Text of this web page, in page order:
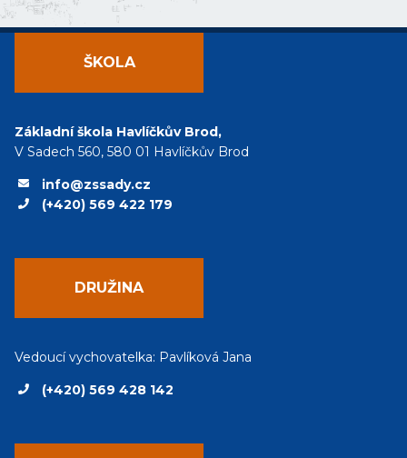
ŠKOLA
Základní škola Havlíčkův Brod,
V Sadech 560, 580 01 Havlíčkův Brod
info@zssady.cz
(+420) 569 422 179
DRUŽINA
Vedoucí vychovatelka: Pavlíková Jana
(+420) 569 428 142